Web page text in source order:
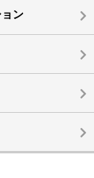
ン